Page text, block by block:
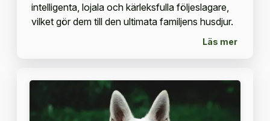
intelligenta, lojala och kärleksfulla följeslagare,
vilket gör dem till den ultimata familjens husdjur.
Läs mer